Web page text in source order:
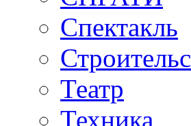
Спектакль
Театр
Техника